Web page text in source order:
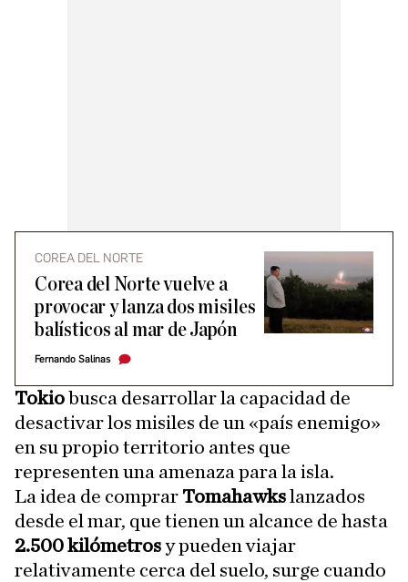
COREA DEL NORTE
Corea del Norte vuelve a
provocar y lanza dos misiles
balísticos al mar de Japón
Fernando Salinas
Tokiobusca desarrollar la capacidad de
desactivar los misiles de un «país enemigo»
en su propio territorio antes que
representen una amenaza para la isla.
La idea de comprar Tomahawkslanzados
desde el mar, que tienen un alcance de hasta
2.500 kilómetrosy pueden viajar
relativamente cerca del suelo, surge cuando